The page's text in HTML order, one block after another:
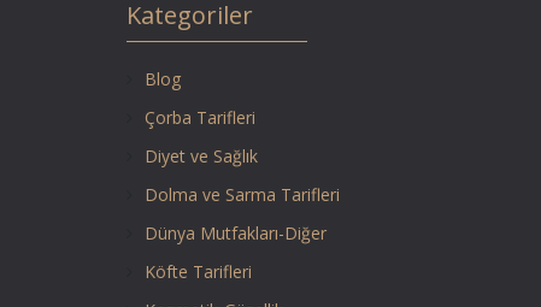
Kategoriler
Blog
Çorba Tarifleri
Diyet ve Sağlık
Dolma ve Sarma Tarifleri
Dünya Mutfakları-Diğer
Köfte Tarifleri